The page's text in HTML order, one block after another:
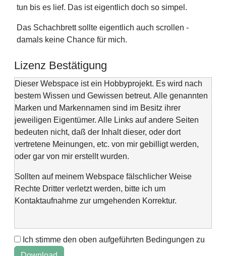
tun bis es lief. Das ist eigentlich doch so simpel.
Das Schachbrett sollte eigentlich auch scrollen -
damals keine Chance für mich.
Lizenz Bestätigung
Dieser Webspace ist ein Hobbyprojekt. Es wird nach
bestem Wissen und Gewissen betreut. Alle genannten
Marken und Markennamen sind im Besitz ihrer
jeweiligen Eigentümer. Alle Links auf andere Seiten
bedeuten nicht, daß der Inhalt dieser, oder dort
vertretene Meinungen, etc. von mir gebilligt werden,
oder gar von mir erstellt wurden.
Sollten auf meinem Webspace fälschlicher Weise
Rechte Dritter verletzt werden, bitte ich um
Kontaktaufnahme zur umgehenden Korrektur.
This web space is a project of my spare time and not
intended to make money with it. It is not wanted to harm
Ich stimme den oben aufgeführten Bedingungen zu